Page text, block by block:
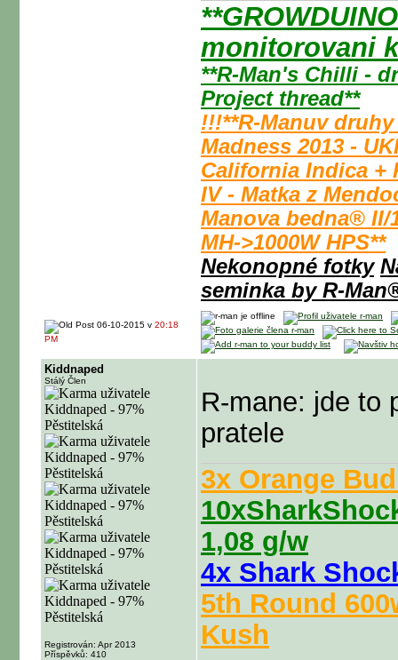
monitorovani
**R-Man's Chilli -
Project thread**
!!!**R-Manuv
Madness 2013 -
California Indica +
IV - Matka z
Manova bedna® II/
MH->1000W HPS**
Nekonopné fotky
seminka by R-
06-10-2015 v 20:18
PM
Kiddnaped
Stálý Člen
Registrován: Apr 2013
Příspěvků: 410
R-mane: jde to
pratele
3x Orange
1,08 g/w
4x Shark
5th Round
Kush